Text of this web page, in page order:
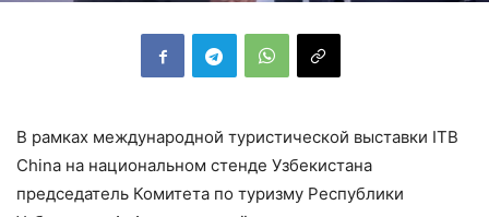
В рамках международной туристической выставки ITB
China на национальном стенде Узбекистана
председатель Комитета по туризму Республики